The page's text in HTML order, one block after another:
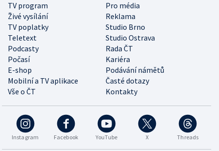
TV program
Pro média
Živé vysílání
Reklama
TV poplatky
Studio Brno
Teletext
Studio Ostrava
Podcasty
Rada ČT
Počasí
Kariéra
E-shop
Podávání námětů
Mobilní a TV aplikace
Časté dotazy
Vše o ČT
Kontakty
Instagram Facebook YouTube X Threads